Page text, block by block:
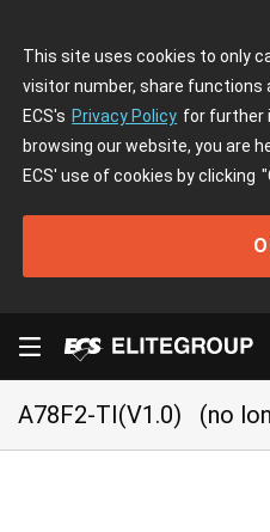
This site uses cookies to only
visitor number, share functions
ECS's Privacy Policy for further
browsing our website, you are
ECS' use of cookies by clicking
A78F2-TI(V1.0) (no